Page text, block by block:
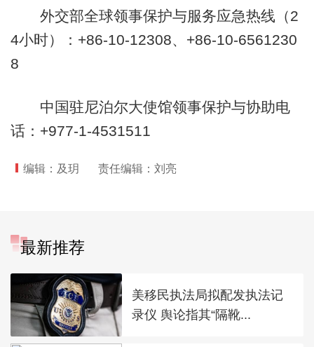
外交部全球领事保护与服务应急热线（2
4小时）：+86-10-12308、+86-10-6561230
8
中国驻尼泊尔大使馆领事保护与协助电
话：+977-1-4531511
编辑：及玥 责任编辑：刘亮
最新推荐
美移民执法局拟配发执法记
录仪 舆论指其“隔靴...